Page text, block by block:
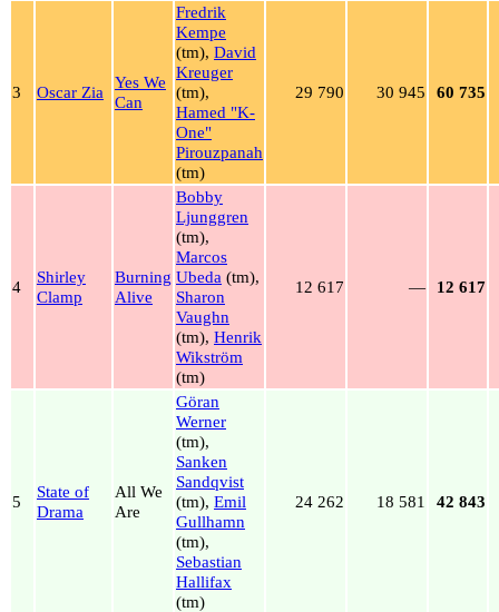
3 Oscar Zia
Yes We
Can
Fredrik
Kempe
(tm), David
Kreuger
(tm),
Hamed "K-
One"
Pirouzpanah
(tm)
29 790 30 945 60 735
4
Shirley
Clamp
Burning
Alive
Bobby
Ljunggren
(tm),
Marcos
Ubeda (tm),
Sharon
Vaughn
(tm), Henrik
Wikström
(tm)
12 617 — 12 617
5
State of
Drama
All We
Are
Göran
Werner
(tm),
Sanken
Sandqvist
(tm), Emil
Gullhamn
(tm),
Sebastian
Hallifax
(tm)
24 262 18 581 42 843